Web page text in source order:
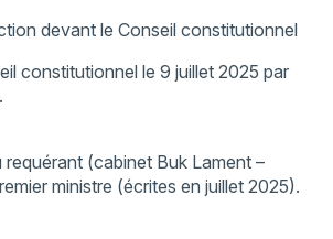
devant le Conseil constitutionnel
constitutionnel le 9 juillet 2025 par
(cabinet Buk Lament –
ministre (écrites en juillet 2025).